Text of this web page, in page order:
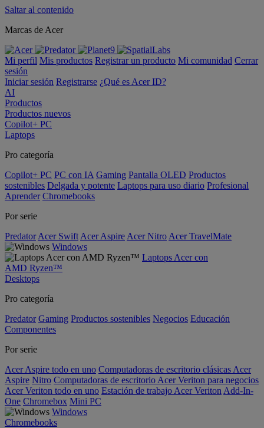
Saltar al contenido
Marcas de Acer
Mi perfil Mis productos Registrar un producto Mi comunidad Cerrar
sesión
Iniciar sesión Registrarse ¿Qué es Acer ID?
AI
Productos
Productos nuevos
Copilot+ PC
Laptops
Pro categoría
Copilot+ PC PC con IA Gaming Pantalla OLED Productos
sostenibles Delgada y potente Laptops para uso diario Profesional
Aprender Chromebooks
Por serie
Predator Acer Swift Acer Aspire Acer Nitro Acer TravelMate
Windows
Laptops Acer con
AMD Ryzen™
Desktops
Pro categoría
Predator Gaming Productos sostenibles Negocios Educación
Componentes
Por serie
Acer Aspire todo en uno Computadoras de escritorio clásicas Acer
Aspire Nitro Computadoras de escritorio Acer Veriton para negocios
Acer Veriton todo en uno Estación de trabajo Acer Veriton Add-In-
One Chromebox Mini PC
Windows
Chromebooks